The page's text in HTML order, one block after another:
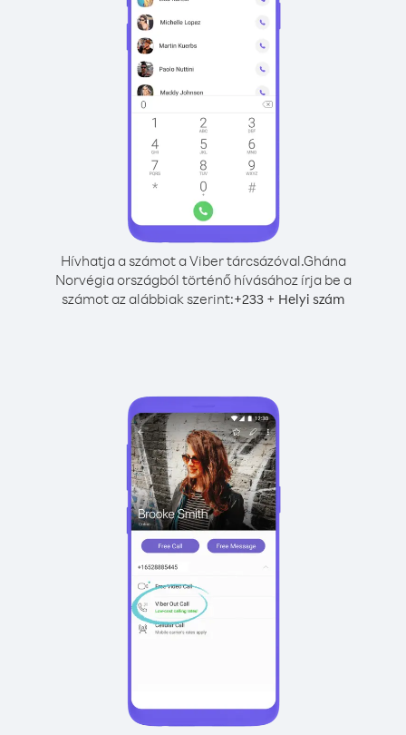
Hívhatja a számot a Viber tárcsázóval.Ghána
Norvégia országból történő hívásához írja be a
számot az alábbiak szerint:+233 + Helyi szám